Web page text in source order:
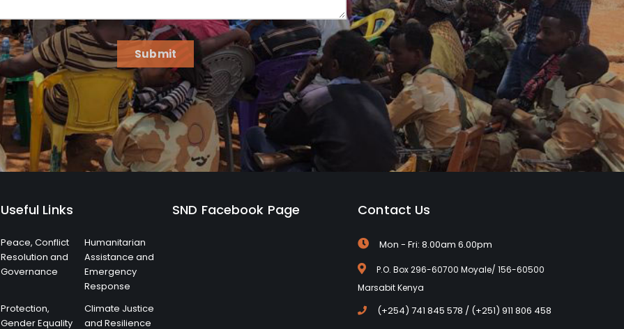
Submit
Useful Links
Peace, Conflict
Resolution and
Governance
Humanitarian
Assistance and
Emergency
Response
Protection,
Gender Equality
Climate Justice
and Resilience
SND Facebook Page Contact Us
Mon - Fri: 8.00am 6.00pm
P.O. Box 296-60700 Moyale/ 156-60500
Marsabit Kenya
(+254) 741 845 578 / (+251) 911 806 458